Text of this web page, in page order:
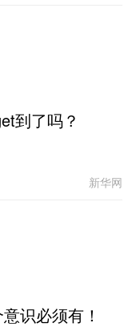
到了吗？
新华网
识必须有！